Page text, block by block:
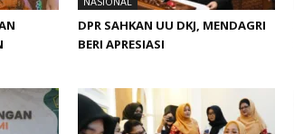
DPR SAHKAN UU DKJ, MENDAGRI
BERI APRESIASI